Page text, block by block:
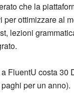
che la
per ottimizzare al
lezioni
a FluentU costa 30
per un anno).